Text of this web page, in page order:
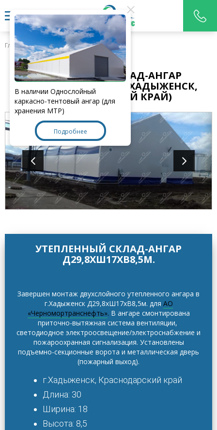
Главная > Наши работы
УТЕПЛЕННЫЙ СКЛАД-АНГАР
Д29,8ХШ17ХВ8,5М. (Г. ХАДЫЖЕНСК,
КРАСНОДАРСКИЙ КРАЙ)
УТЕПЛЕННЫЙ СКЛАД-АНГАР
Д29,8ХШ17ХВ8,5М.
Завершен монтаж двухслойного утепленного ангара в
г.Хадыженск Д29,8хШ17хВ8,5м. для АО
«Черномортранснефть». В ангаре смонтирована
приточно-вытяжная система вентиляции,
светодиодное электроосвещение/электроснабжение и
пожароохранная сигнализация. Установлены
подъемно-секционные ворота и металлическая дверь
(пожарный выход).
г.Хадыженск, Краснодарский край
Длина: 30
Ширина: 18
Высота: 8,5
В наличии Однослойный
каркасно-тентовый ангар (для
хранения МТР)
Подробнее